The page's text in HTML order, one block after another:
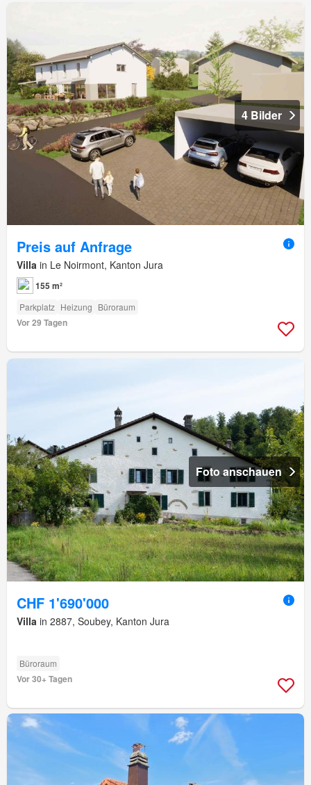
4 Bilder
Preis auf Anfrage
Villa in Le Noirmont, Kanton Jura
155 m²
Parkplatz Heizung Büroraum
Vor 29 Tagen
Foto anschauen
CHF 1'690'000
Villa in 2887, Soubey, Kanton Jura
Büroraum
Vor 30+ Tagen